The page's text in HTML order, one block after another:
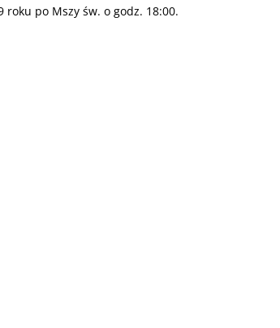
po Mszy św. o godz. 18:00.